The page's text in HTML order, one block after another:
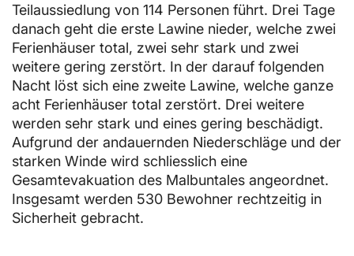
Teilaussiedlung von 114 Personen führt. Drei Tage
danach geht die erste Lawine nieder, welche zwei
Ferienhäuser total, zwei sehr stark und zwei
weitere gering zerstört. In der darauf folgenden
Nacht löst sich eine zweite Lawine, welche ganze
acht Ferienhäuser total zerstört. Drei weitere
werden sehr stark und eines gering beschädigt.
Aufgrund der andauernden Niederschläge und der
starken Winde wird schliesslich eine
Gesamtevakuation des Malbuntales angeordnet.
Insgesamt werden 530 Bewohner rechtzeitig in
Sicherheit gebracht.